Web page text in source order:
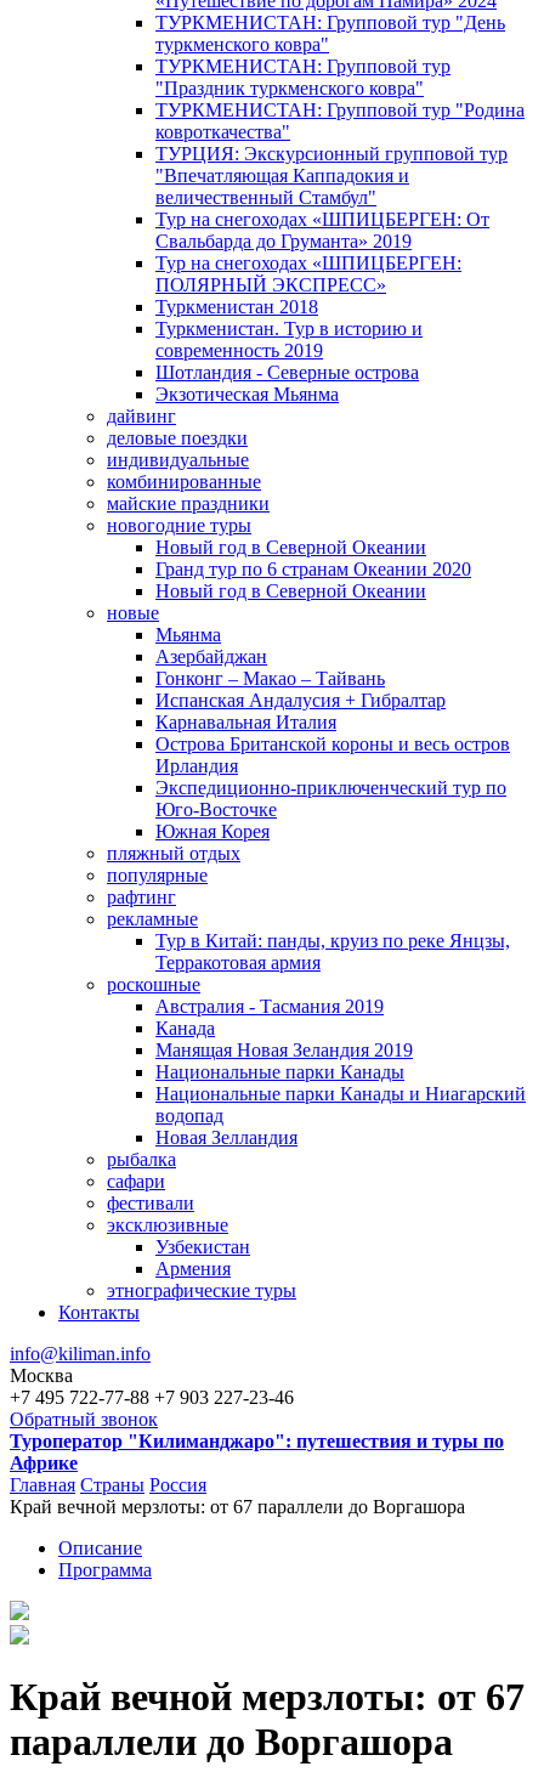
ТУРКМЕНИСТАН: Групповой тур "День
туркменского ковра"
ТУРКМЕНИСТАН: Групповой тур
"Праздник туркменского ковра"
ТУРКМЕНИСТАН: Групповой тур "Родина
ковроткачества"
ТУРЦИЯ: Экскурсионный групповой тур
"Впечатляющая Каппадокия и
величественный Стамбул"
Тур на снегоходах «ШПИЦБЕРГЕН: От
Свальбарда до Груманта» 2019
Тур на снегоходах «ШПИЦБЕРГЕН:
ПОЛЯРНЫЙ ЭКСПРЕСС»
Туркменистан 2018
Туркменистан. Тур в историю и
современность 2019
Шотландия - Северные острова
Экзотическая Мьянма
дайвинг
деловые поездки
индивидуальные
комбинированные
майские праздники
новогодние туры
Новый год в Северной Океании
Гранд тур по 6 странам Океании 2020
Новый год в Северной Океании
новые
Мьянма
Азербайджан
Гонконг – Макао – Тайвань
Испанская Андалусия + Гибралтар
Карнавальная Италия
Острова Британской короны и весь остров
Ирландия
Экспедиционно-приключенческий тур по
Юго-Восточке
Южная Корея
пляжный отдых
популярные
рафтинг
рекламные
Тур в Китай: панды, круиз по реке Янцзы,
Терракотовая армия
роскошные
Австралия - Тасмания 2019
Канада
Манящая Новая Зеландия 2019
Национальные парки Канады
Национальные парки Канады и Ниагарский
водопад
Новая Зелландия
рыбалка
сафари
фестивали
эксклюзивные
Узбекистан
Армения
этнографические туры
Контакты
info@kiliman.info
Москва
+7 495 722-77-88 +7 903 227-23-46
Обратный звонок
Туроператор "Килиманджаро": путешествия и туры по
Африке
Вы здесь
Главная Страны Россия
Край вечной мерзлоты: от 67 параллели до Воргашора
Описание
Программа
Край вечной мерзлоты: от 67
параллели до Воргашора